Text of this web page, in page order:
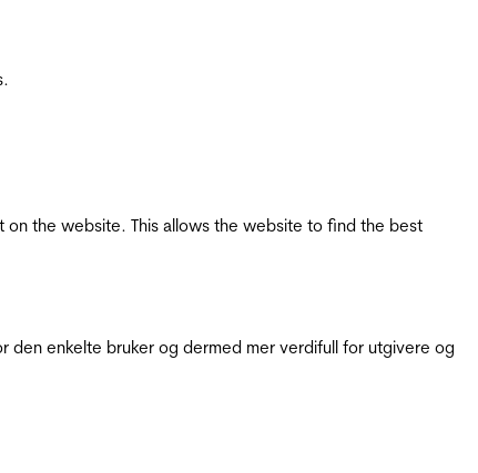
on the website. This allows the website to find the best
den enkelte bruker og dermed mer verdifull for utgivere og